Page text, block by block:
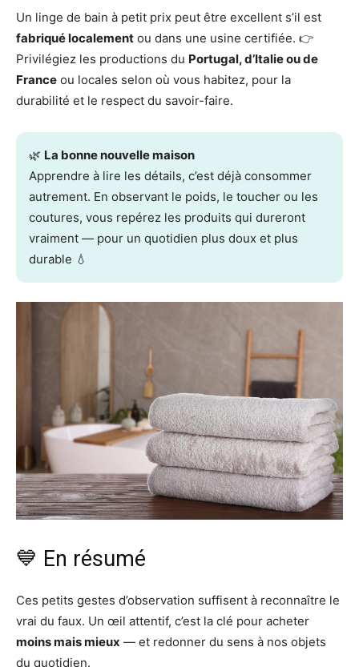
Un linge de bain à petit prix peut être excellent s’il est
fabriqué localement ou dans une usine certifiée. 👉
Privilégiez les productions du Portugal, d’Italie ou de
France ou locales selon où vous habitez, pour la
durabilité et le respect du savoir-faire.
🌿 La bonne nouvelle maison
Apprendre à lire les détails, c’est déjà consommer
autrement. En observant le poids, le toucher ou les
coutures, vous repérez les produits qui dureront
vraiment — pour un quotidien plus doux et plus
durable 💧
💙 En résumé
Ces petits gestes d’observation suffisent à reconnaître le
vrai du faux. Un œil attentif, c’est la clé pour acheter
moins mais mieux — et redonner du sens à nos objets
du quotidien.